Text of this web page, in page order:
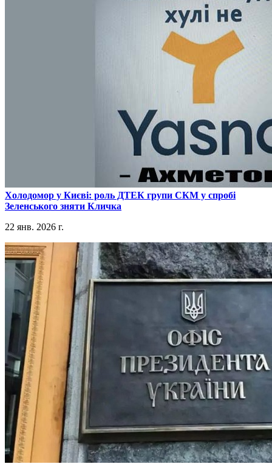
​Холодомор у Києві: роль ДТЕК групи СКМ у спробі
Зеленського зняти Кличка
22 янв. 2026 г.